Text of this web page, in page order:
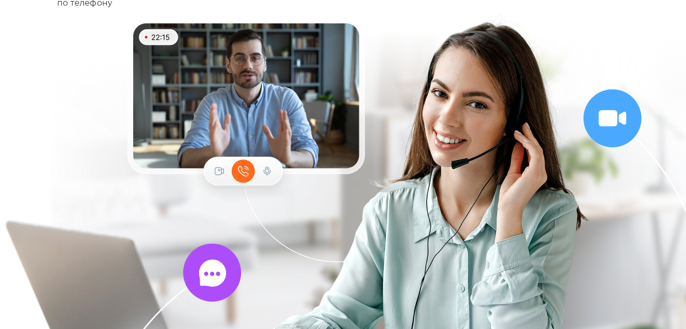
по телефону